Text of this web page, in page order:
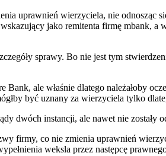
uprawnień wierzyciela, nie odnosząc
jako remitenta firmę mbank,
sprawy. Bo nie jest tym
ale właśnie dlatego należałoby
być uznany za wierzyciela tylko
dwóch instancji, ale nawet nie zostały
firmy, co nie zmienia uprawnień
weksla przez następcę